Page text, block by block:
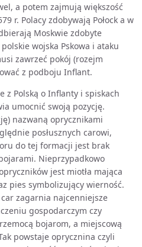
a potem zajmują większość
r. Polacy zdobywają Połock a w
Moskwie zdobyte
wojska Pskowa i ataku
zawrzeć pokój (rozejm
z podboju Inflant.
z Polską o Inflanty i spiskach
umocnić swoją pozycję.
nazwaną oprycznikami
posłusznych carowi,
do tej formacji jest brak
Nieprzypadkowo
jest miotła mająca
pies symbolizujący wierność.
zagarnia najcenniejsze
gospodarczym czy
bojarom, a miejscową
powstaje oprycznina czyli